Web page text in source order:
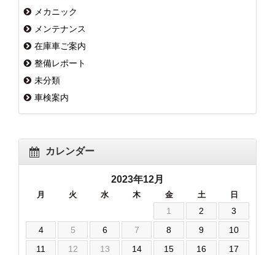
メカニック
メンテナンス
在庫車ご案内
整備レポート
未分類
車検案内
カレンダー
2023年12月
月 火 水 木 金 土 日
1 2
3
4
5 6 7 8 9
10
11
12 13 14 15 16
17